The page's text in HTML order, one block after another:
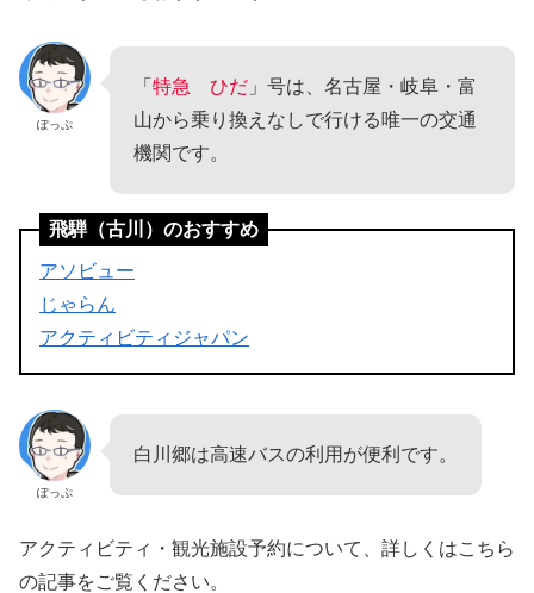
ぽっぷ
「 特急 ひだ 」号は、名古屋・岐阜・富
山から乗り換えなしで行ける唯一の交通
機関です。
飛騨（古川）のおすすめ
アソビュー
じゃらん
アクティビティジャパン
ぽっぷ
白川郷は高速バスの利用が便利です。
アクティビティ・観光施設予約について、詳しくはこちら
の記事をご覧ください。